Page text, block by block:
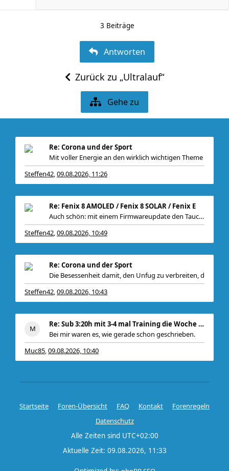
3 Beiträge
Antworten
Zurück zu „Ultralauf“
Gehe zu
Re: Corona und der Sport
Mit voller Energie an den wirklich wichtigen Theme
Steffen42,09.08.2026, 11:26
Re: Fenix 8 AMOLED / Fenix 8 SOLAR / Fenix E
Auch schön: mit einem Firmwareupdate den Tauchsens
Steffen42,09.08.2026, 10:49
Re: Corona und der Sport
Die Besessenheit damit, den Unfug zu verbreiten, d
Steffen42,09.08.2026, 10:43
Re: Sub 3:20h mit 3-4 mal Training die Woche machb
Bei mir waren es, wie gerade schon geschrieben.
Muc85,09.08.2026, 10:40
Startseite Foren-Übersicht FAQ Kontakt
Forenregeln
Datenschutz
Alle Zeiten sind UTC+02:00
Aktuelle Zeit: 09.08.2026, 11:33